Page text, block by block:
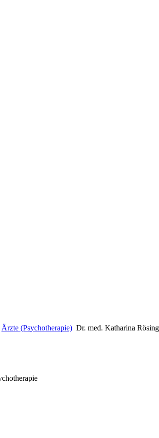
Ärzte (Psychotherapie) Dr. med. Katharina Rösing